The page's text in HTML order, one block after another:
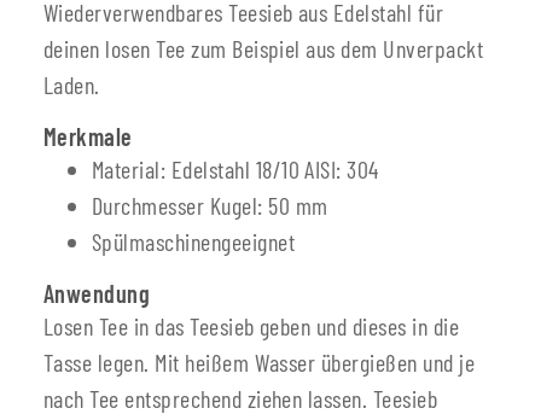
Wiederverwendbares Teesieb aus Edelstahl für
deinen losen Tee zum Beispiel aus dem Unverpackt
Laden.
Merkmale
Material: Edelstahl 18/10 AISI: 304
Durchmesser Kugel: 50 mm
Spülmaschinengeeignet
Anwendung
Losen Tee in das Teesieb geben und dieses in die
Tasse legen. Mit heißem Wasser übergießen und je
nach Tee entsprechend ziehen lassen. Teesieb